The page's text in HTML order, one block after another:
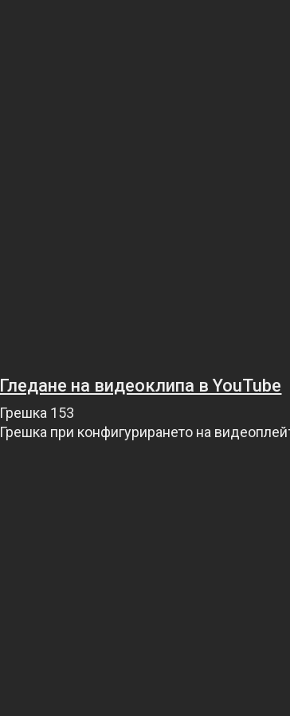
Гледане на видеоклипа в YouTube
Грешка 153
Грешка при конфигурирането на